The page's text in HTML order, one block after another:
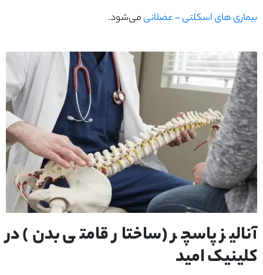
بیماری‌ های اسکلتی – عضلانیمی‌شود.
آنالیز پاسچر (ساختار قامتی بدن) در
کلینیک امید